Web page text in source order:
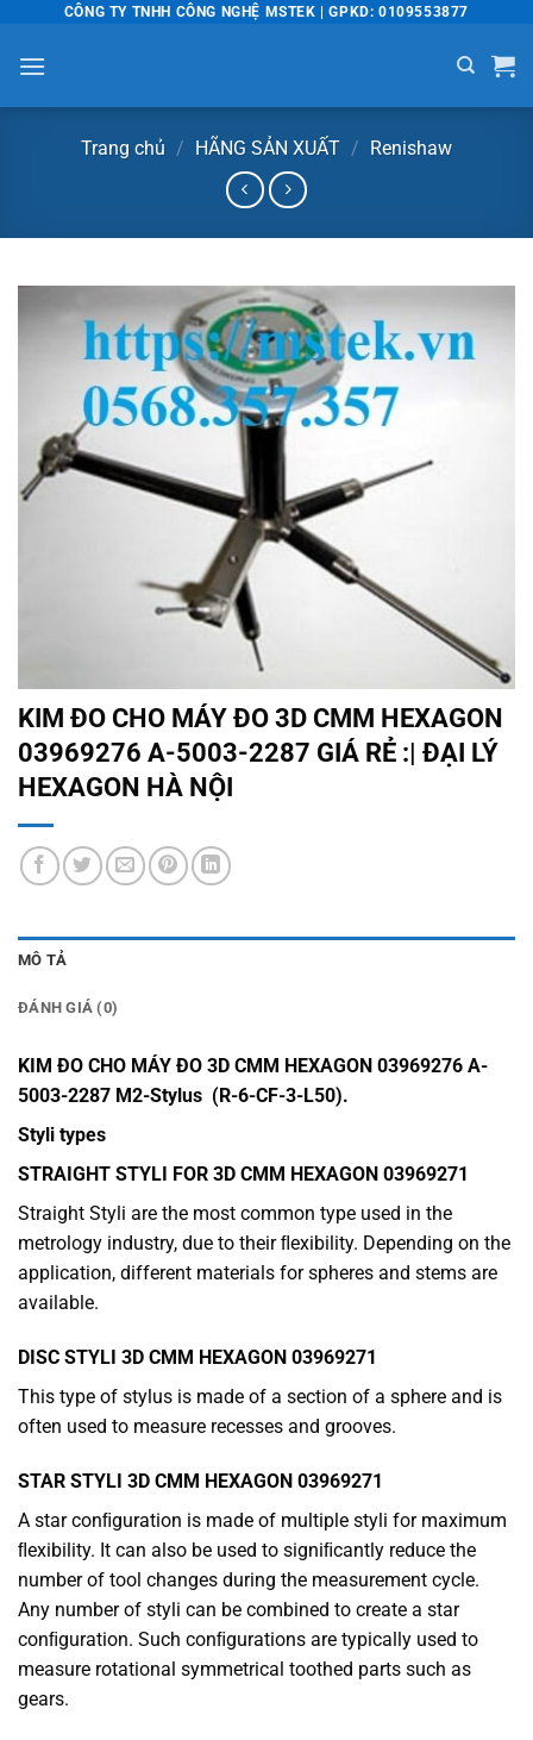
nội
dung
CÔNG TY TNHH CÔNG NGHỆ MSTEK | GPKD: 0109553877
Trang chủ / HÃNG SẢN XUẤT / Renishaw
KIM ĐO CHO MÁY ĐO 3D CMM HEXAGON
03969276 A-5003-2287 GIÁ RẺ :| ĐẠI LÝ
HEXAGON HÀ NỘI
MÔ TẢ
ĐÁNH GIÁ (0)
KIM ĐO CHO MÁY ĐO 3D CMM HEXAGON 03969276 A-
5003-2287 M2-Stylus (R-6-CF-3-L50).
Styli types
STRAIGHT STYLI FOR 3D CMM HEXAGON 03969271
Straight Styli are the most common type used in the
metrology industry, due to their ﬂexibility. Depending on the
application, different materials for spheres and stems are
available.
DISC STYLI 3D CMM HEXAGON 03969271
This type of stylus is made of a section of a sphere and is
often used to measure recesses and grooves.
STAR STYLI 3D CMM HEXAGON 03969271
A star conﬁguration is made of multiple styli for maximum
ﬂexibility. It can also be used to signiﬁcantly reduce the
number of tool changes during the measurement cycle.
Any number of styli can be combined to create a star
conﬁguration. Such conﬁgurations are typically used to
measure rotational symmetrical toothed parts such as
gears.